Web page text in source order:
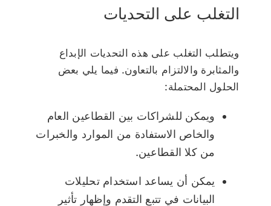
التغلب على التحديات
ويتطلب التغلب على هذه التحديات الإبداع
والمثابرة والالتزام بالتعاون. فيما يلي بعض
الحلول المحتملة:
ويمكن للشراكات بين القطاعين العام
والخاص الاستفادة من الموارد والخبرات
من كلا القطاعين.
يمكن أن يساعد استخدام تحليلات
البيانات في تتبع التقدم وإظهار تأثير